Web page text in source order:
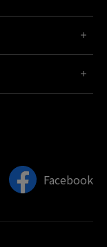
Facebook